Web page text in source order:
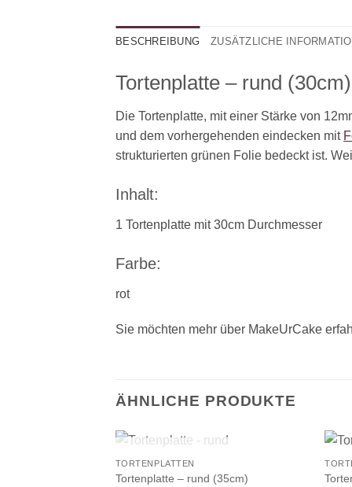
BESCHREIBUNG ZUSÄTZLICHE
Tortenplatte – rund
Die Tortenplatte, mit einer Stärke von
und dem vorhergehenden eindecken mit
strukturierten grünen Folie bedeckt ist.
Inhalt:
1 Tortenplatte mit 30cm Durchmesser
Farbe:
rot
Sie möchten mehr über MakeUrCake
ÄHNLICHE PRODUKTE
+
NICHT VORRÄTIG
TORTENPLATTEN
Tortenplatte – rund (35cm)
+